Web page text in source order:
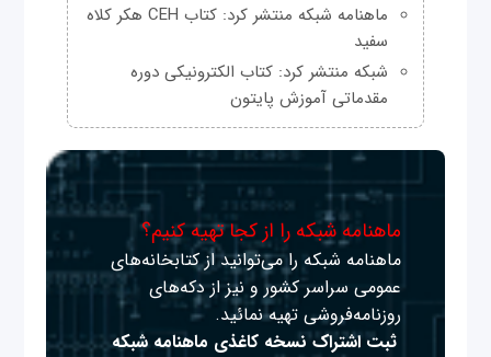
ماهنامه شبکه منتشر کرد: کتاب CEH هکر کلاه
سفید
شبکه منتشر کرد: کتاب الکترونیکی دوره
مقدماتی آموزش پایتون
ماهنامه شبکه را از کجا تهیه کنیم؟
ماهنامه شبکه را می‌توانید از کتابخانه‌های
عمومی سراسر کشور و نیز از دکه‌های
روزنامه‌فروشی تهیه نمائید.
ثبت اشتراک نسخه کاغذی ماهنامه شبکه